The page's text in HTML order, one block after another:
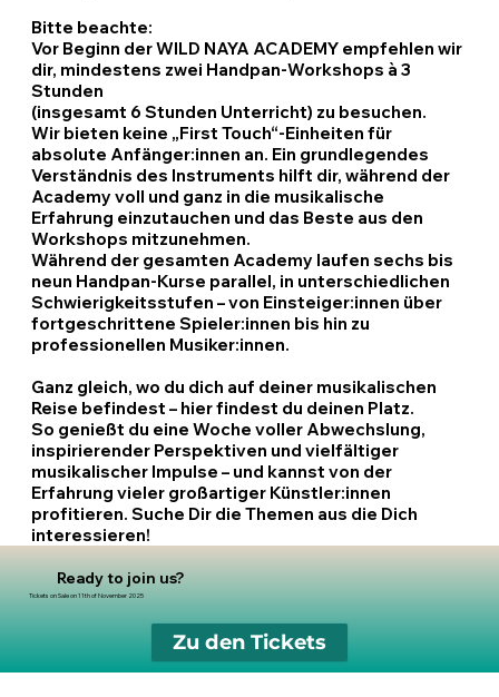
Bitte beachte:
Vor Beginn der WILD NAYA ACADEMY empfehlen wir
dir, mindestens zwei Handpan-Workshops à 3
Stunden
(insgesamt 6 Stunden Unterricht) zu besuchen.
Wir bieten keine „First Touch“-Einheiten für
absolute Anfänger:innen an. Ein grundlegendes
Verständnis des Instruments hilft dir, während der
Academy voll und ganz in die musikalische
Erfahrung einzutauchen und das Beste aus den
Workshops mitzunehmen.
Während der gesamten Academy laufen sechs bis
neun Handpan-Kurse parallel, in unterschiedlichen
Schwierigkeitsstufen – von Einsteiger:innen über
fortgeschrittene Spieler:innen bis hin zu
professionellen Musiker:innen.
Ganz gleich, wo du dich auf deiner musikalischen
Reise befindest – hier findest du deinen Platz.
So genießt du eine Woche voller Abwechslung,
inspirierender Perspektiven und vielfältiger
musikalischer Impulse – und kannst von der
Erfahrung vieler großartiger Künstler:innen
profitieren. Suche Dir die Themen aus die Dich
interessieren!
Zu den Tickets
Tickets on Sale on 11th of November 2025
Ready to join us?